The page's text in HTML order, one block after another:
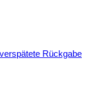
Rückgabe